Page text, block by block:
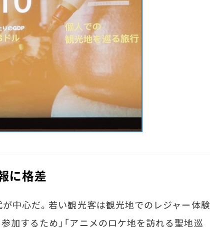
に格差
中心だ。若い観光客は観光地でのレジャー体験
加するため」「アニメのロケ地を訪れる聖地巡